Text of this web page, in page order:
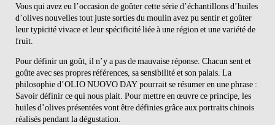
Vous qui avez eu l’occasion de goûter cette série d’échantillons d’huiles
d’olives nouvelles tout juste sorties du moulin avez pu sentir et goûter
leur typicité vivace et leur spécificité liée à une région et une variété de
fruit.
Pour définir un goût, il n’y a pas de mauvaise réponse. Chacun sent et
goûte avec ses propres références, sa sensibilité et son palais. La
philosophie d’OLIO NUOVO DAY pourrait se résumer en une phrase :
Savoir définir ce qui nous plait. Pour mettre en œuvre ce principe, les
huiles d’olives présentées vont être définies grâce aux portraits chinois
réalisés pendant la dégustation.